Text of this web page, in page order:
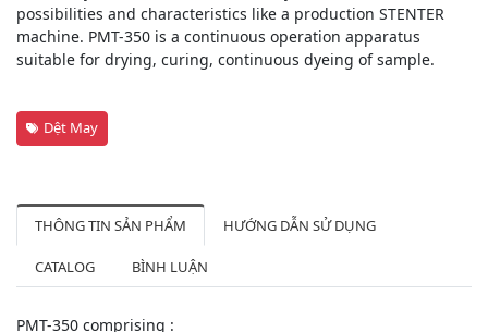
possibilities and characteristics like a production STENTER
machine. PMT-350 is a continuous operation apparatus
suitable for drying, curing, continuous dyeing of sample.
Dệt May
THÔNG TIN SẢN PHẨM HƯỚNG DẪN SỬ DỤNG
CATALOG BÌNH LUẬN
PMT-350 comprising :